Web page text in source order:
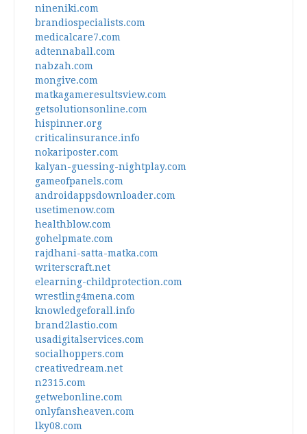
nineniki.com
brandiospecialists.com
medicalcare7.com
adtennaball.com
nabzah.com
mongive.com
matkagameresultsview.com
getsolutionsonline.com
hispinner.org
criticalinsurance.info
nokariposter.com
kalyan-guessing-nightplay.com
gameofpanels.com
androidappsdownloader.com
usetimenow.com
healthblow.com
gohelpmate.com
rajdhani-satta-matka.com
writerscraft.net
elearning-childprotection.com
wrestling4mena.com
knowledgeforall.info
brand2lastio.com
usadigitalservices.com
socialhoppers.com
creativedream.net
n2315.com
getwebonline.com
onlyfansheaven.com
lky08.com